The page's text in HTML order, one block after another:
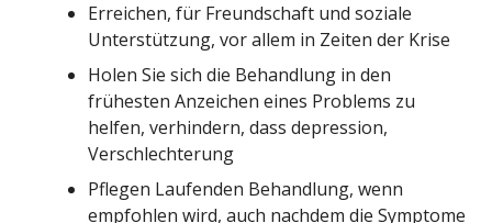
Erreichen, für Freundschaft und soziale
Unterstützung, vor allem in Zeiten der Krise
Holen Sie sich die Behandlung in den
frühesten Anzeichen eines Problems zu
helfen, verhindern, dass depression,
Verschlechterung
Pflegen Laufenden Behandlung, wenn
empfohlen wird, auch nachdem die Symptome